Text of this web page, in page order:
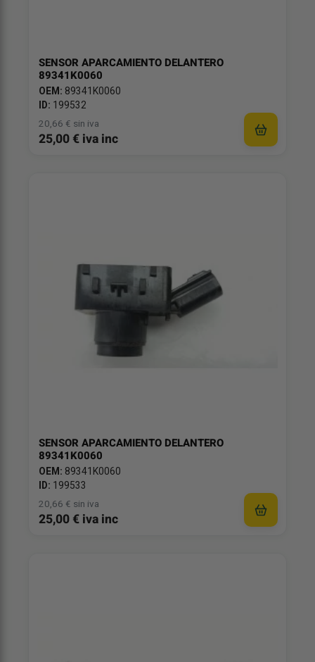
SENSOR APARCAMIENTO DELANTERO
89341K0060
OEM: 89341K0060
ID: 199532
20,66 € sin iva
25,00 € iva inc
SENSOR APARCAMIENTO DELANTERO
89341K0060
OEM: 89341K0060
ID: 199533
20,66 € sin iva
25,00 € iva inc